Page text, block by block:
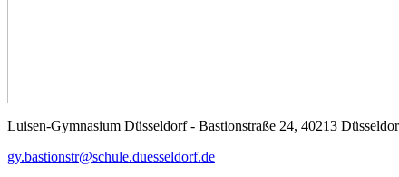
Luisen-Gymnasium Düsseldorf - Bastionstraße 24, 40213
gy.bastionstr@schule.duesseldorf.de